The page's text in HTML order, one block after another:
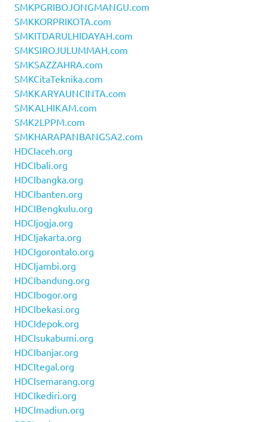
SMKPGRIBOJONGMANGU.com
SMKKORPRIKOTA.com
SMKITDARULHIDAYAH.com
SMKSIROJULUMMAH.com
SMKSAZZAHRA.com
SMKCitaTeknika.com
SMKKARYAUNCINTA.com
SMKALHIKAM.com
SMK2LPPM.com
SMKHARAPANBANGSA2.com
HDCIaceh.org
HDCIbali.org
HDCIbangka.org
HDCIbanten.org
HDCIBengkulu.org
HDCIjogja.org
HDCIjakarta.org
HDCIgorontalo.org
HDCIjambi.org
HDCIbandung.org
HDCIbogor.org
HDCIbekasi.org
HDCIdepok.org
HDCIsukabumi.org
HDCIbanjar.org
HDCItegal.org
HDCIsemarang.org
HDCIkediri.org
HDCImadiun.org